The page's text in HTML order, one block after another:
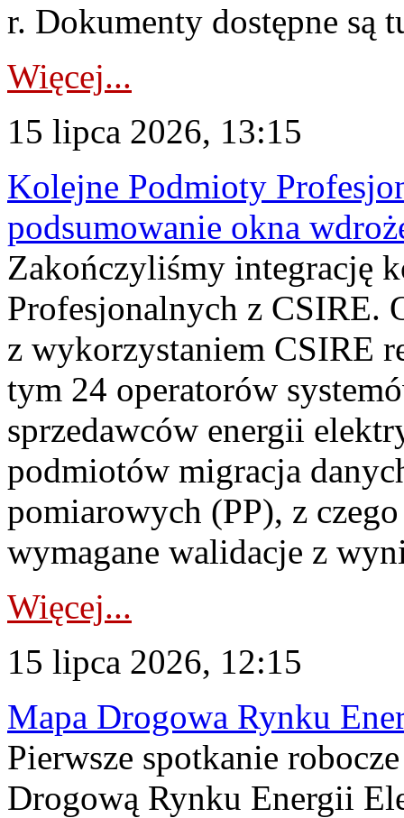
r. Dokumenty dostępne są
Więcej...
15 lipca 2026, 13:15
Kolejne Podmioty
podsumowanie okna
Zakończyliśmy integrację
Profesjonalnych z CSIRE.
z wykorzystaniem CSIRE
tym 24 operatorów
sprzedawców energii
podmiotów migracja
pomiarowych (PP), z
wymagane walidacje z
Więcej...
15 lipca 2026, 12:15
Mapa Drogowa Rynku
Pierwsze spotkanie
Drogową Rynku Energii